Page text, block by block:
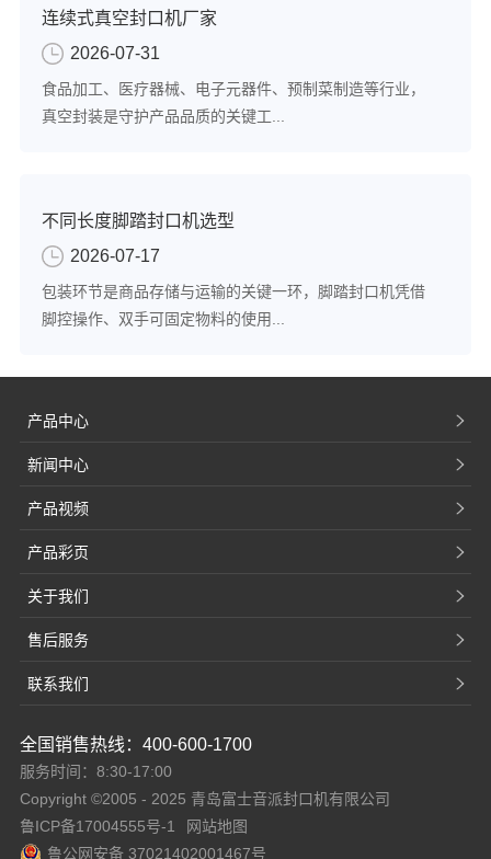
连续式真空封口机厂家
2026-07-31
食品加工、医疗器械、电子元器件、预制菜制造等行业，
真空封装是守护产品品质的关键工...
不同长度脚踏封口机选型
2026-07-17
包装环节是商品存储与运输的关键一环，脚踏封口机凭借
脚控操作、双手可固定物料的使用...
产品中心
新闻中心
产品视频
产品彩页
关于我们
售后服务
联系我们
全国销售热线：400-600-1700
服务时间：8:30-17:00
Copyright ©2005 - 2025 青岛富士音派封口机有限公司
鲁ICP备17004555号-1
网站地图
鲁公网安备 37021402001467号